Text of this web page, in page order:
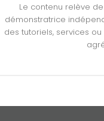
Le contenu relève
démonstratrice
des tutoriels, services